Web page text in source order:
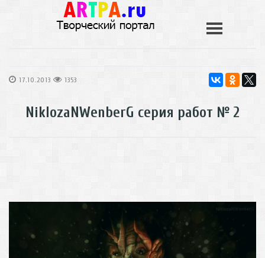
17.10.2013 1353
NiklozaNWenberG серия работ № 2